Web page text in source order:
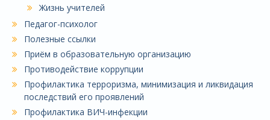
Жизнь учителей
Педагог-психолог
Полезные ссылки
Приём в образовательную организацию
Противодействие коррупции
Профилактика терроризма, минимизация и ликвидация
последствий его проявлений
Профилактика ВИЧ-инфекции